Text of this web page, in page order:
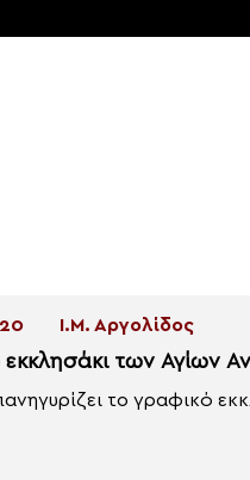
Ι.Μ. Αργολίδος
εκκλησάκι των Αγίων
το γραφικό